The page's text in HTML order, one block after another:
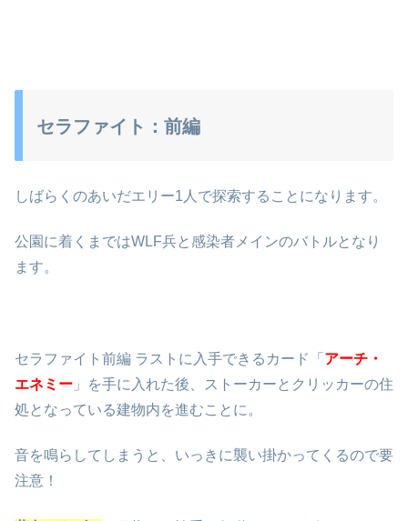
セラファイト：前編
しばらくのあいだエリー1人で探索することになります。
公園に着くまではWLF兵と感染者メインのバトルとなり
ます。
セラファイト前編 ラストに入手できるカード「 アーチ・
エネミー 」を手に入れた後、ストーカーとクリッカーの住
処となっている建物内を進むことに。
音を鳴らしてしまうと、いっきに襲い掛かってくるので要
注意！